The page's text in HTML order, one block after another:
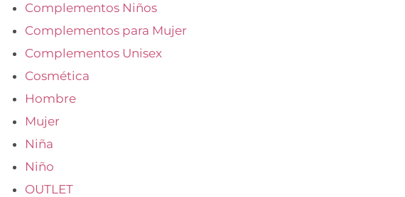
Complementos Niños
Complementos para Mujer
Complementos Unisex
Cosmética
Hombre
Mujer
Niña
Niño
OUTLET